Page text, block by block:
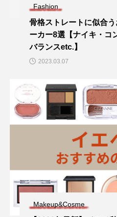
Fashion
骨格ストレートに似合
ーカー8選【ナイキ・コ
バランスetc.】
2023.03.07
Makeup&Cosme